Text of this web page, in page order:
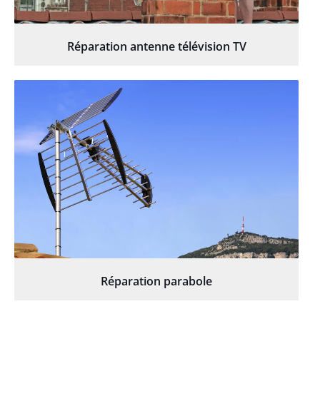
Réparation antenne télévision TV
Réparation parabole